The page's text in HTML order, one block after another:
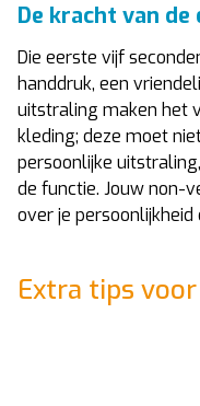
De kracht van
Die eerste vijf
handdruk, een
uitstraling maken het
kleding; deze moet
persoonlijke
de functie. Jouw non-
over je
Extra tips